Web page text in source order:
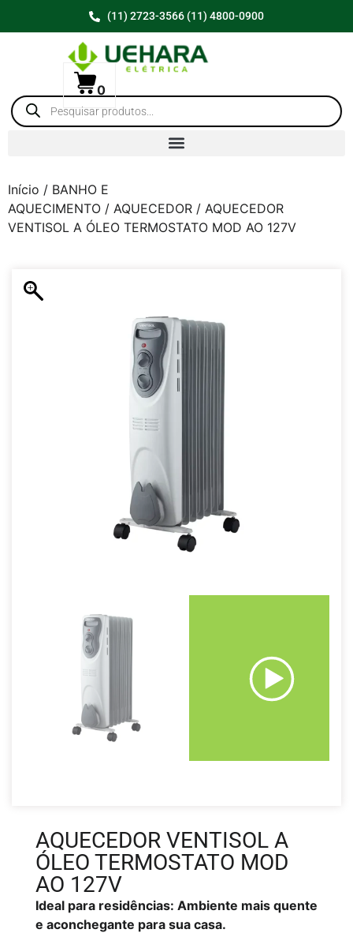
(11) 2723-3566 (11) 4800-0900
0
Início / BANHO E
AQUECIMENTO / AQUECEDOR / AQUECEDOR
VENTISOL A ÓLEO TERMOSTATO MOD AO 127V
AQUECEDOR VENTISOL A
ÓLEO TERMOSTATO MOD
AO 127V
Ideal para residências: Ambiente mais quente
e aconchegante para sua casa.